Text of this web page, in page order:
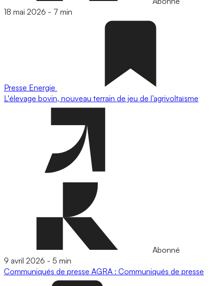
18 mai 2026 - 7 min
Presse Energie
L'élevage bovin, nouveau terrain de jeu de l’agrivoltaïsme
Abonné
9 avril 2026 - 5 min
Communiqués de presse AGRA : Communiqués de presse